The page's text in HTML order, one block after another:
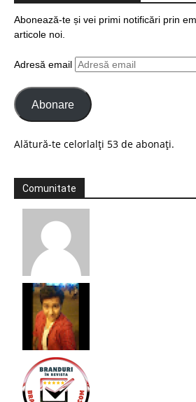
Abonează-te și vei primi notificări prin
articole noi.
Adresă email
Abonare
Alătură-te celorlalți 53 de abonați.
Comunitate